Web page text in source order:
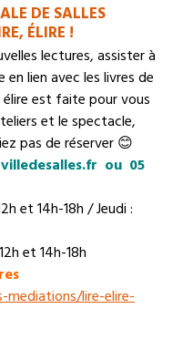
DE SALLES
ÉLIRE !
lectures, assister à
lien avec les livres de
élire est faite pour vous
et le spectacle,
pas de réserver 😊
ou 05
et 14h-18h / Jeudi :
et 14h-18h
lire-elire-